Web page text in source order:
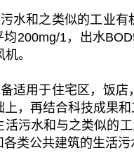
水和之类似的工业
200mg/1，出水
。
适用于住宅区，饭
，再结合科技成果
污水和与之类似的
类公共建筑的生活